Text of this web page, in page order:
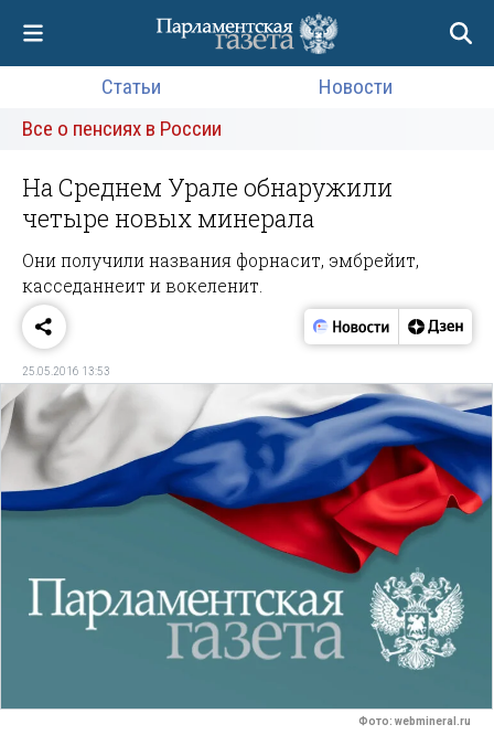
Статьи
Новости
Все о пенсиях в России
На Среднем Урале обнаружили
четыре новых минерала
Они получили названия форнасит, эмбрейит,
касседаннеит и вокеленит.
25.05.2016 13:53
Фото: webmineral.ru